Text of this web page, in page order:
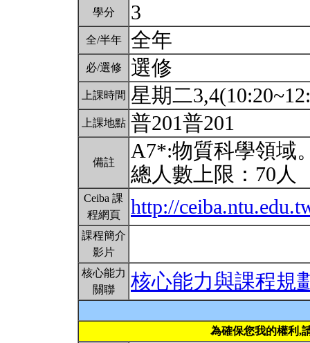
學分 3
全/半年 全年
必/選修 選修
上課時間 星期二
上課地點 普201普201
備註
A7*:物質科學領域
總人數上限：70人
Ceiba 課
程網頁
http://
課程簡介
影片
核心能力
關聯
核心能力與課程規
為確保您我的權利,